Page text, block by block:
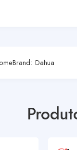
Brand: Dahua